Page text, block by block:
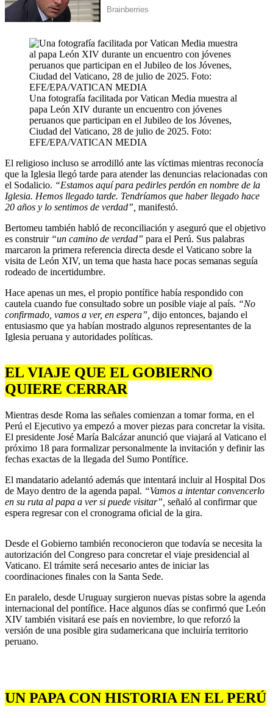
Una fotografía facilitada por Vatican Media muestra al
papa León XIV durante un encuentro con jóvenes
peruanos que participan en el Jubileo de los Jóvenes,
Ciudad del Vaticano, 28 de julio de 2025. Foto:
EFE/EPA/VATICAN MEDIA
El religioso incluso se arrodilló ante las víctimas mientras reconocía
que la Iglesia llegó tarde para atender las denuncias relacionadas con
el Sodalicio. “Estamos aquí para pedirles perdón en nombre de la
Iglesia. Hemos llegado tarde. Tendríamos que haber llegado hace
20 años y lo sentimos de verdad”, manifestó.
Bertomeu también habló de reconciliación y aseguró que el objetivo
es construir “un camino de verdad” para el Perú. Sus palabras
marcaron la primera referencia directa desde el Vaticano sobre la
visita de León XIV, un tema que hasta hace pocas semanas seguía
rodeado de incertidumbre.
Hace apenas un mes, el propio pontífice había respondido con
cautela cuando fue consultado sobre un posible viaje al país. “No
confirmado, vamos a ver, en espera”, dijo entonces, bajando el
entusiasmo que ya habían mostrado algunos representantes de la
Iglesia peruana y autoridades políticas.
EL VIAJE QUE EL GOBIERNO
QUIERE CERRAR
Mientras desde Roma las señales comienzan a tomar forma, en el
Perú el Ejecutivo ya empezó a mover piezas para concretar la visita.
El presidente José María Balcázar anunció que viajará al Vaticano el
próximo 18 para formalizar personalmente la invitación y definir las
fechas exactas de la llegada del Sumo Pontífice.
El mandatario adelantó además que intentará incluir al Hospital Dos
de Mayo dentro de la agenda papal. “Vamos a intentar convencerlo
en su ruta al papa a ver si puede visitar”, señaló al confirmar que
espera regresar con el cronograma oficial de la gira.
Desde el Gobierno también reconocieron que todavía se necesita la
autorización del Congreso para concretar el viaje presidencial al
Vaticano. El trámite será necesario antes de iniciar las
coordinaciones finales con la Santa Sede.
En paralelo, desde Uruguay surgieron nuevas pistas sobre la agenda
internacional del pontífice. Hace algunos días se confirmó que León
XIV también visitará ese país en noviembre, lo que reforzó la
versión de una posible gira sudamericana que incluiría territorio
peruano.
UN PAPA CON HISTORIA EN EL PERÚ